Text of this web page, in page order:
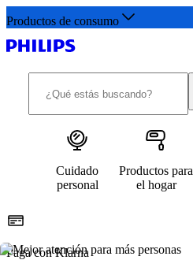
Productos de consumo
Cuidado
personal
Productos para
el hogar
Paga con Klarna